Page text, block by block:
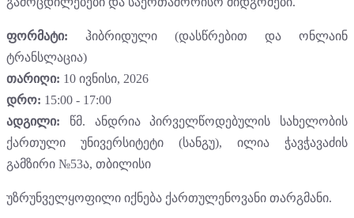
ფორმატი: ჰიბრიდული (დასწრებით და ონლაინ
ტრანსლაცია)
თარიღი: 10 ივნისი, 2026
დრო: 15:00 - 17:00
ადგილი: წმ. ანდრია პირველწოდებულის სახელობის
ქართული უნივერსიტეტი (სანგუ), ილია ჭავჭავაძის
გამზირი №53ა, თბილისი
უზრუნველყოფილი იქნება ქართულენოვანი თარგმანი.